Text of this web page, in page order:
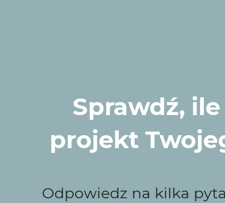
–
użytkowania
m² daje spore możliwości, ale
Sprawdź,
projekt
Odpowiedz na kilka